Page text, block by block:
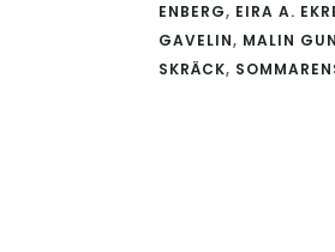
ENBERG, EIRA A.
GAVELIN, MALIN
SKRÄCK,